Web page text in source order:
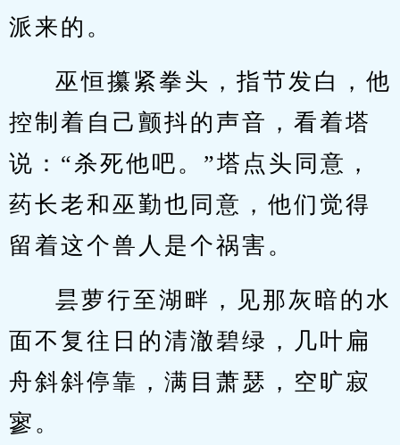
派来的。
巫恒攥紧拳头，指节发白，他
控制着自己颤抖的声音，看着塔
说：“杀死他吧。”塔点头同意，
药长老和巫勤也同意，他们觉得
留着这个兽人是个祸害。
昙萝行至湖畔，见那灰暗的水
面不复往日的清澈碧绿，几叶扁
舟斜斜停靠，满目萧瑟，空旷寂
寥。